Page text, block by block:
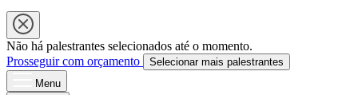
Não há palestrantes selecionados até o momento.
Prosseguir com orçamento
Selecionar mais palestrantes
Menu